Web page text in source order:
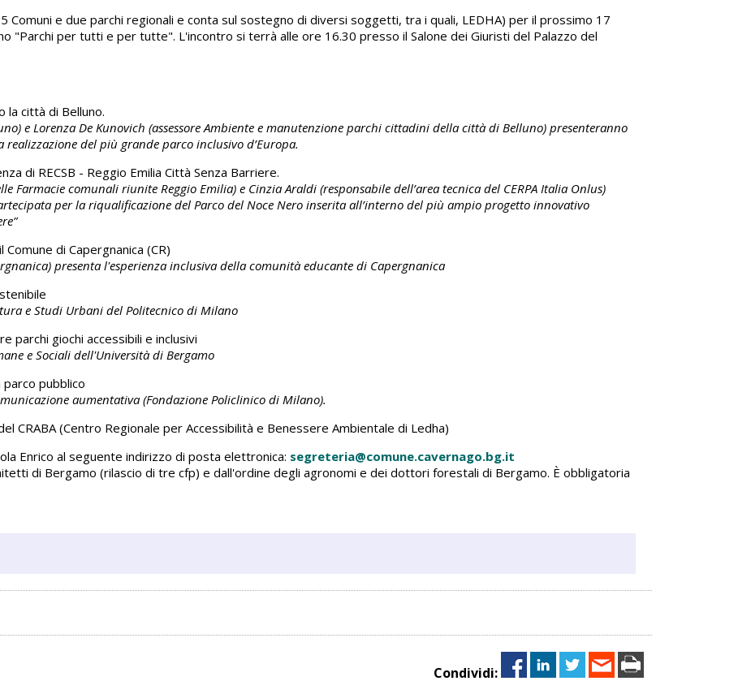
e due parchi regionali e conta sul sostegno di diversi soggetti, tra i quali, LEDHA) per il prossimo 17
"Parchi per tutti e per tutte". L'incontro si terrà alle ore 16.30 presso il Salone dei Giuristi del Palazzo del
la città di Belluno.
e Lorenza De Kunovich (assessore Ambiente e manutenzione parchi cittadini della città di Belluno) presenteranno
del più grande parco inclusivo d’Europa.
di RECSB - Reggio Emilia Città Senza Barriere.
Farmacie comunali riunite Reggio Emilia) e Cinzia Araldi (responsabile dell’area tecnica del CERPA Italia Onlus)
per la riqualificazione del Parco del Noce Nero inserita all’interno del più ampio progetto innovativo
di Capergnanica (CR)
presenta l'esperienza inclusiva della comunità educante di Capergnanica
e Studi Urbani del Politecnico di Milano
giochi accessibili e inclusivi
e Sociali dell'Università di Bergamo
parco pubblico
aumentativa (Fondazione Policlinico di Milano).
CRABA (Centro Regionale per Accessibilità e Benessere Ambientale di Ledha)
Enrico al seguente indirizzo di posta elettronica: segreteria@comune.cavernago.bg.it
di Bergamo (rilascio di tre cfp) e dall'ordine degli agronomi e dei dottori forestali di Bergamo. È obbligatoria
Condividi: